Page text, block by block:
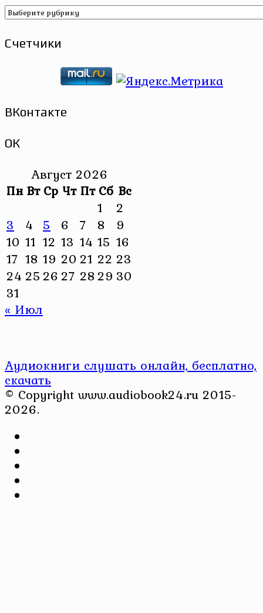
Рубрики
Счетчики
ВКонтакте
ОК
Август 2026
Пн Вт Ср Чт Пт Сб Вс
1
2
3
4 5 6 7 8
9
10 11 12 13 14 15 16
17 18 19 20 21 22 23
24 2526 27 2829 30
31
« Июл
Аудиокниги слушать онлайн, бесплатно,
скачать
© Copyright www.audiobook24.ru 2015-
2026.